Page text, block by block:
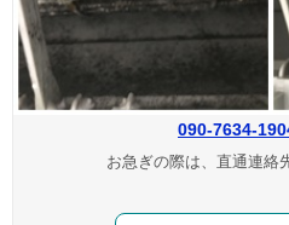
090-7634-
お急ぎの際は、直通連絡